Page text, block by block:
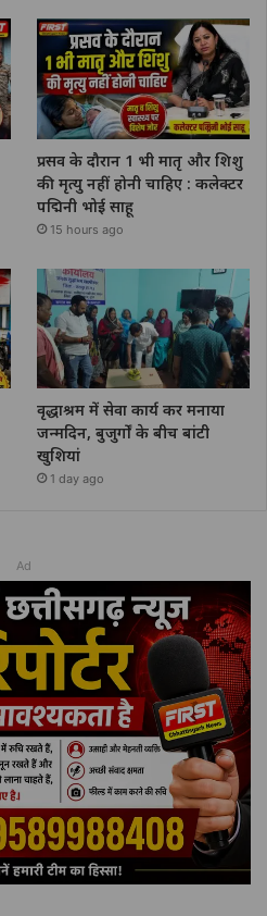
प्रसव के दौरान 1 भी मातृ और शिशु
की मृत्यु नहीं होनी चाहिए : कलेक्टर
पद्मिनी भोई साहू
15 hours ago
वृद्धाश्रम में सेवा कार्य कर मनाया
जन्मदिन, बुजुर्गों के बीच बांटी
खुशियां
1 day ago
Ad